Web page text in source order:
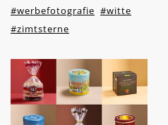
#werbefotografie #witte
#zimtsterne